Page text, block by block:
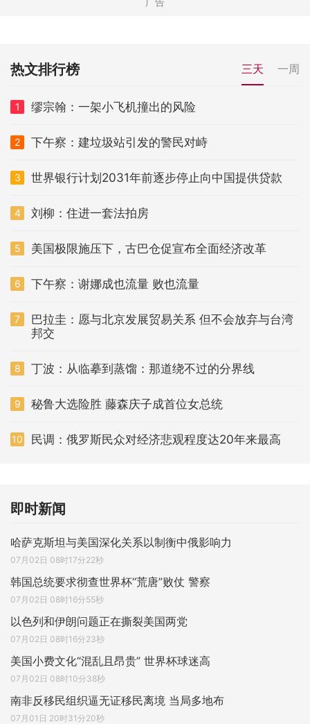
热文排行榜 三天 一周
1 缪宗翰：一架小飞机撞出的风险
2 下午察：建垃圾站引发的警民对峙
3 世界银行计划2031年前逐步停止向中国提供贷款
4 刘柳：住进一套法拍房
5 美国极限施压下，古巴仓促宣布全面经济改革
6 下午察：谢娜成也流量 败也流量
7
巴拉圭：愿与北京发展贸易关系 但不会放弃与台湾
邦交
8 丁波：从临摹到蒸馏：那道绕不过的分界线
9 秘鲁大选险胜 藤森庆子成首位女总统
10 民调：俄罗斯民众对经济悲观程度达20年来最高
即时新闻
哈萨克斯坦与美国深化关系以制衡中俄影响力
07月02日 08时17分22秒
韩国总统要求彻查世界杯“荒唐”败仗 警察
07月02日 08时16分55秒
以色列和伊朗问题正在撕裂美国两党
07月02日 08时16分23秒
美国小费文化“混乱且昂贵” 世界杯球迷高
07月02日 08时10分38秒
南非反移民组织逼无证移民离境 当局多地布
07月01日 20时31分20秒